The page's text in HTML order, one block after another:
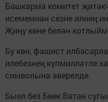
Башкарма комитет
исемемнән сезне илнең
Җиңү көне белән
Бу көн, фашист
илебезнең күпмилләтле
символына әверелде.
Быел без Бөек Ватан